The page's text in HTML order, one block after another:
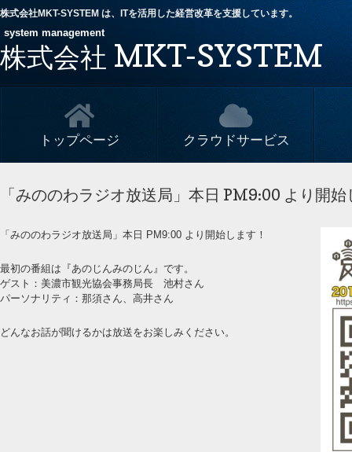
株式会社MKT-SYSTEM は、ITを活用した経営改革を支援しています。
system management
株式会社 MKT-SYSTEM
トップページ クラウドサービス
「みののわラジオ放送局」本日 PM9:00 より開
「みののわラジオ放送局」本日 PM9:00 より開始します！
最初の番組は『あのじんみのじん』です。
ゲスト：美濃市観光協会事務局長 池村さん
パーソナリティ：那須さん、高井さん
どんなお話が聞けるかは放送をお楽しみください。